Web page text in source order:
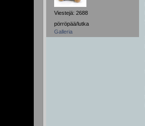
Viestejä: 2688
pörröpää/lutka
Galleria